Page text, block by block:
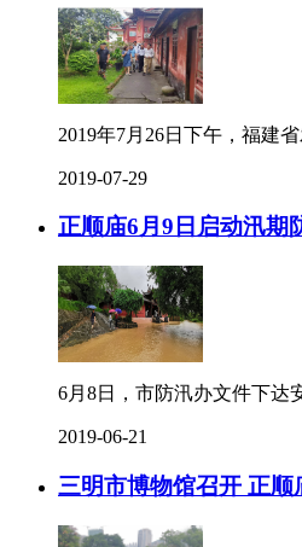
2019年7月26日下午，福建
2019-07-29
正顺庙6月9日启动汛期
6月8日，市防汛办文件下达
2019-06-21
三明市博物馆召开 正